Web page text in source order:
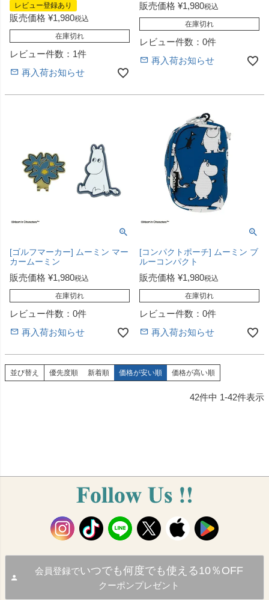
レビュー登録あり
販売価格 ¥1,980税込
在庫切れ
レビュー件数：1件
再入荷お知らせ
販売価格 ¥1,980税込
在庫切れ
レビュー件数：0件
再入荷お知らせ
[ゴルフマーカー] ムーミン マー
カームーミン
販売価格 ¥1,980税込
在庫切れ
レビュー件数：0件
再入荷お知らせ
[コンパクトポーチ] ムーミン ブ
ルーコンパクト
販売価格 ¥1,980税込
在庫切れ
レビュー件数：0件
再入荷お知らせ
並び替え 優先度順 新着順 価格が安い順 価格が高い順
42件中 1-42件表示
会員登録でいつでも何度でも使える10％OFF
クーポンプレゼント